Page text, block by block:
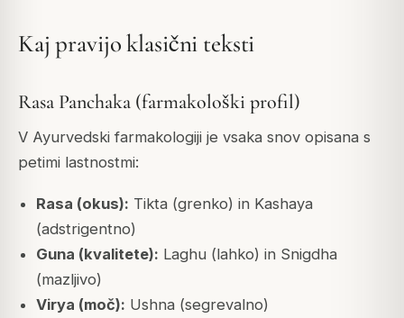
Kaj pravijo klasični teksti
Rasa Panchaka (farmakološki profil)
V Ayurvedski farmakologiji je vsaka snov opisana s
petimi lastnostmi:
Rasa (okus): Tikta (grenko) in Kashaya
(adstrigentno)
Guna (kvalitete): Laghu (lahko) in Snigdha
(mazljivo)
Virya (moč): Ushna (segrevalno)